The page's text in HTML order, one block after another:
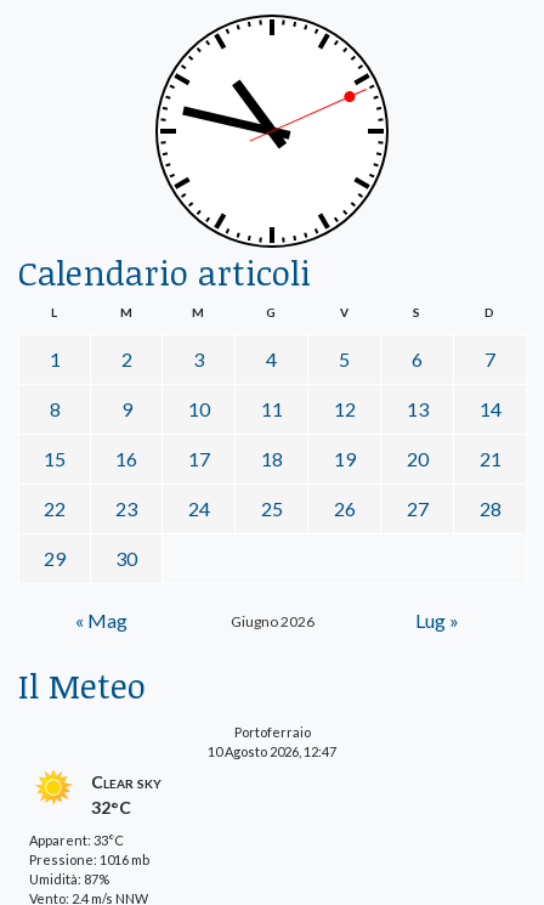
Calendario articoli
Giugno 2026
L M M G V S D
1 2 3 4 5 6 7
8 9 10 11 12 13 14
15 16 17 18 19 20 21
22 23 24 25 26 27 28
29 30
« Mag Lug »
Il Meteo
Portoferraio
10 Agosto 2026, 12:47
Clear sky
32°C
Apparent: 33°C
Pressione: 1016 mb
Umidità: 87%
Vento: 2.4 m/s NNW